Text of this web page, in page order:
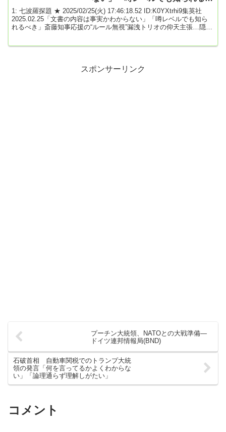
き」
1: 七波羅探題 ★ 2025/02/25(火) 17:46:18.52 ID:K0YXtrhi9集英社
2025.02.25「文書の内容は事実かわからない」「噂レベルでも知ら
れるべき」斎藤知事応援の“ルール無視”漏洩トリオの仰天主張…隠し
スポンサーリンク
プーチン大統領、NATOとの大戦準備―
ドイツ連邦情報局(BND)
石破首相 自動車関税でのトランプ大統
領の発言「何を言ってるかよくわからな
い」「論理通らず理解しがたい」
コメント